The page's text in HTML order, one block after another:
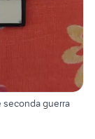
seconda guerra